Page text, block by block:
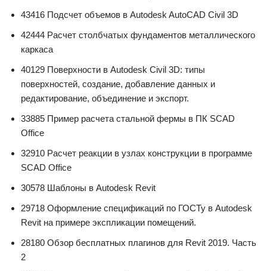
43416 Подсчет объемов в Autodesk AutoCAD Civil 3D
42444 Расчет столбчатых фундаментов металлического
каркаса
40129 Поверхности в Autodesk Civil 3D: типы
поверхностей, создание, добавление данных и
редактирование, объединение и экспорт.
33885 Пример расчета стальной фермы в ПК SCAD
Office
32910 Расчет реакции в узлах конструкции в программе
SCAD Office
30578 Шаблоны в Autodesk Revit
29718 Оформление спецификаций по ГОСТу в Autodesk
Revit на примере экспликации помещений.
28180 Обзор бесплатных плагинов для Revit 2019. Часть
2